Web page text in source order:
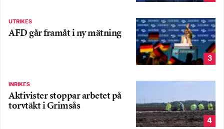
UTRIKES
AFD går framåt i ny mätning
3
INRIKES
Aktivister stoppar arbetet på
torvtäkt i Grimsås
4